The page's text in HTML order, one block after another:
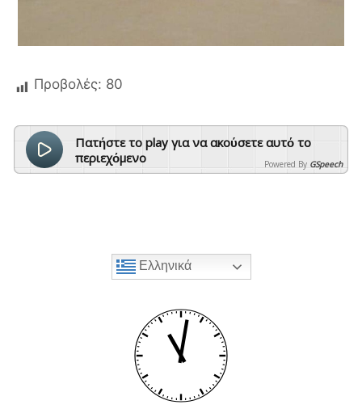
Προβολές: 80
Πατήστε το play για να ακούσετε αυτό το
περιεχόμενο
Powered By GSpeech
Ελληνικά